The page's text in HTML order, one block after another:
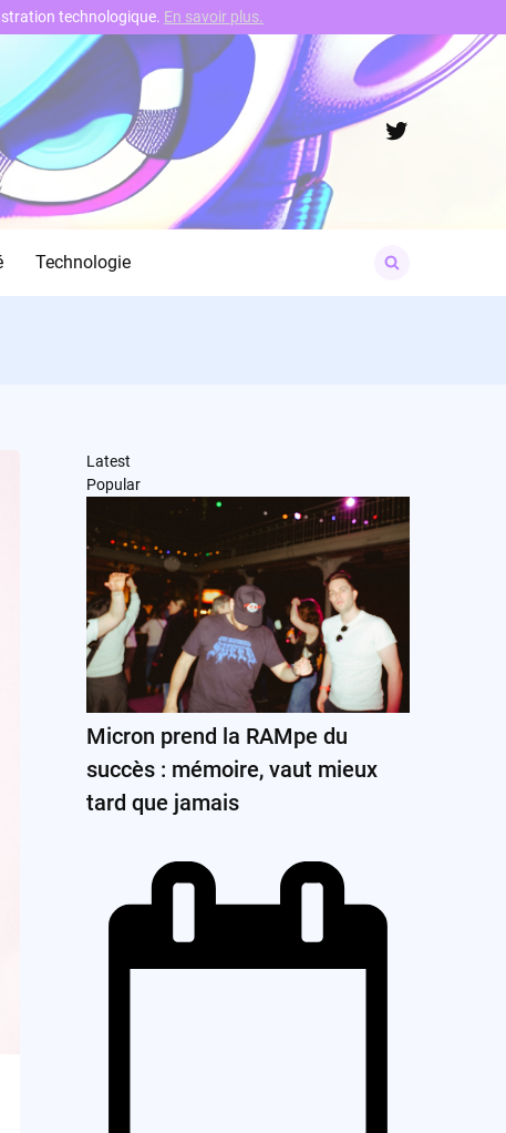
Twitter
Technologie
for:
Latest
Popular
Micron prend la RAMpe du
succès : mémoire, vaut mieux
tard que jamais
technologique. En savoir plus.